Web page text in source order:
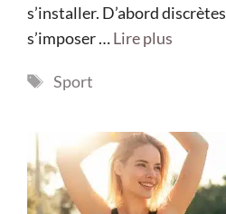
s’installer. D’abord
s’imposer …Lire plus
Étiquettes
Sport